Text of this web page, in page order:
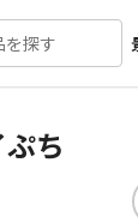
を探す
ち